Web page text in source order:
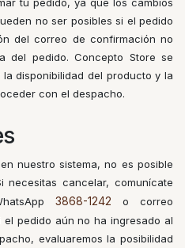
no ser posibles si el pedido
del correo de confirmación no
del pedido. Concepto Store se
disponibilidad del producto y la
con el despacho.
nuestro sistema, no es posible
necesitas cancelar, comunícate
3868-1242 o correo
el pedido aún no ha ingresado al
evaluaremos la posibilidad